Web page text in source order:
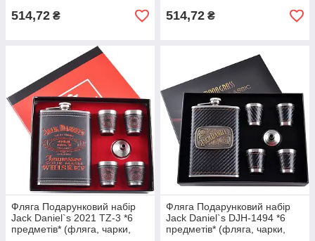
514,72 ₴ 514,72 ₴
Фляга Подарунковий набір
Jack Daniel`s 2021 TZ-3 *6
предметів* (фляга, чарки,
Фляга Подарунковий набір
Jack Daniel`s DJH-1494 *6
предметів* (фляга, чарки,